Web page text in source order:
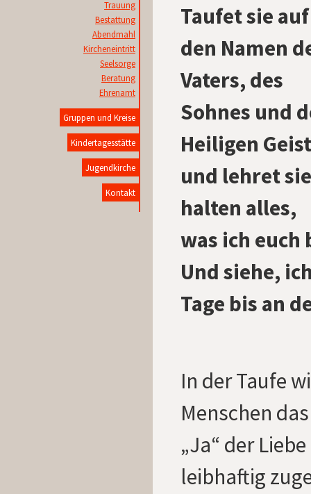
Trauung
Bestattung
Abendmahl
Kircheneintritt
Seelsorge
Beratung
Ehrenamt
Gruppen und Kreise
Kindertagesstätte
Jugendkirche
Kontakt
Taufet sie auf
den Namen
Vaters, des
Sohnes und
Heiligen
und lehret sie
halten alles,
was ich euch
Und siehe,
Tage bis an
In der Taufe
Menschen
„Ja“ der
leibhaftig